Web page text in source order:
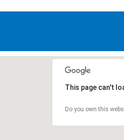
This page can't
Do you own this